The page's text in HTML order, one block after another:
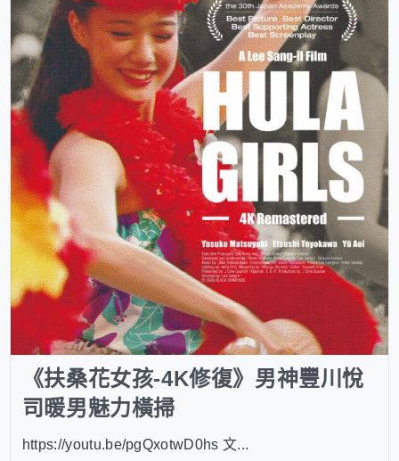
《扶桑花女孩-4K修復》男神豐川悅
司暖男魅力橫掃
https://youtu.be/pgQxotwD0hs 文...